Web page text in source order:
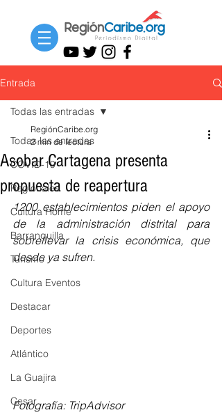
Entrada
Todas las entradas
COVID-19
Regionales
Cultura Home
Barranquilla
Turismo
Cultura Eventos
Destacar
Deportes
Atlántico
La Guajira
Cesar
Todas las entradas
Asobar Cartagena presenta
propuesta de reapertura
RegiónCaribe.org
2 min de lectura
1200 establecimientos piden el apoyo
de la administración distrital para
sobrellevar la crisis económica, que
desde ya sufren.
Fotografía: TripAdvisor